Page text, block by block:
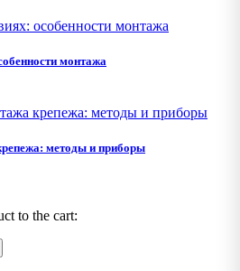
монтажа
методы и приборы
to the cart: